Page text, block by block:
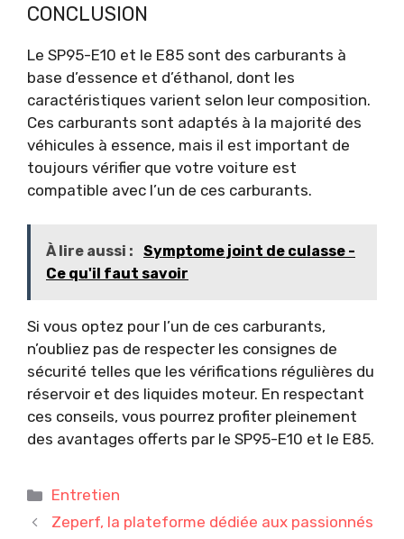
CONCLUSION
Le SP95-E10 et le E85 sont des carburants à
base d’essence et d’éthanol, dont les
caractéristiques varient selon leur composition.
Ces carburants sont adaptés à la majorité des
véhicules à essence, mais il est important de
toujours vérifier que votre voiture est
compatible avec l’un de ces carburants.
À lire aussi :
Symptome joint de culasse -
Ce qu'il faut savoir
Si vous optez pour l’un de ces carburants,
n’oubliez pas de respecter les consignes de
sécurité telles que les vérifications régulières du
réservoir et des liquides moteur. En respectant
ces conseils, vous pourrez profiter pleinement
des avantages offerts par le SP95-E10 et le E85.
Catégories
Entretien
Zeperf, la plateforme dédiée aux passionnés